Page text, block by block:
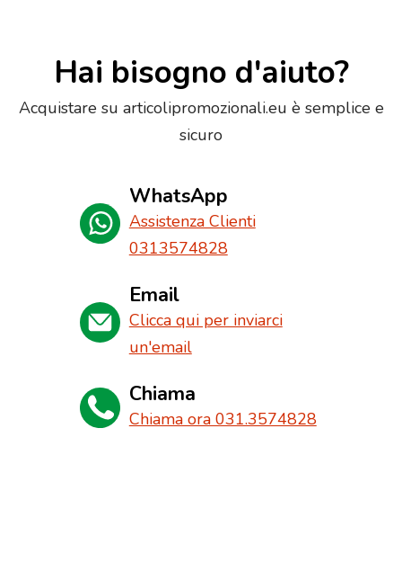
Hai bisogno d'aiuto?
Acquistare su articolipromozionali.eu è semplice e
sicuro
WhatsApp
Assistenza Clienti
0313574828
Email
Clicca qui per inviarci
un'email
Chiama
Chiama ora 031.3574828